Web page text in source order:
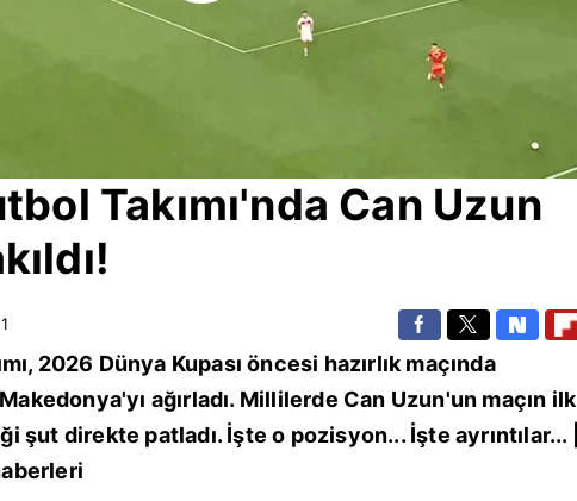
Takımı'nda Can Uzun
2026 Dünya Kupası öncesi hazırlık maçında
ağırladı. Millilerde Can Uzun'un maçın ilk
şut direkte patladı. İşte o pozisyon... İşte ayrıntılar... |